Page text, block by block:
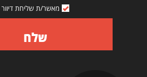
מאשר/ת שליחת דיוור
שלח